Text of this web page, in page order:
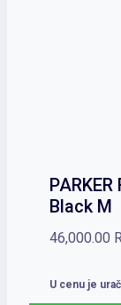
Black M
46,000.00
U cenu je